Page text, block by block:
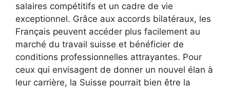
salaires compétitifs et un cadre de vie
exceptionnel. Grâce aux accords bilatéraux, les
Français peuvent accéder plus facilement au
marché du travail suisse et bénéficier de
conditions professionnelles attrayantes. Pour
ceux qui envisagent de donner un nouvel élan à
leur carrière, la Suisse pourrait bien être la